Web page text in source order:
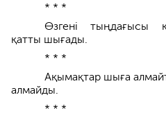
* * *
Өзгені тыңдағысы
қатты шығады.
* * *
Ақымақтар шыға
алмайды.
* * *